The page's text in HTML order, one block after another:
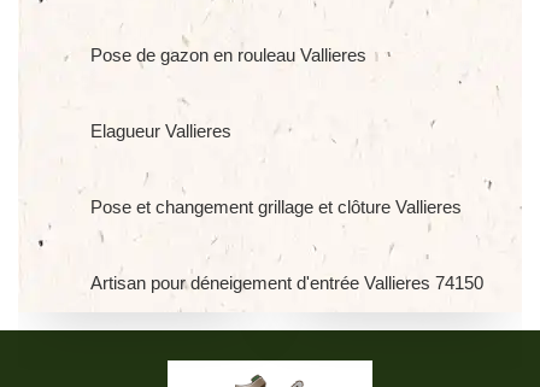
Pose de gazon en rouleau Vallieres
Elagueur Vallieres
Pose et changement grillage et clôture Vallieres
Artisan pour déneigement d'entrée Vallieres 74150